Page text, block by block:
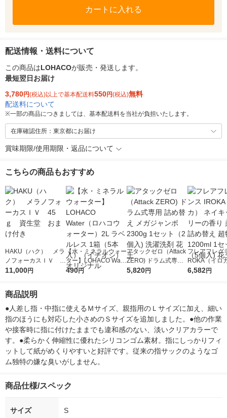
カートに入れる
配送情報・送料について
この商品はLOHACOが販売・発送します。
最短翌日お届け
3,780円(税込)以上で基本配送料550円(税込)無料
配送料について
※一部の商品につきましては、基本配送料を当社が負担いたします。
在庫確認住所：東京都にお届け
賞味期限/使用期限・返品について
こちらの商品もおすすめ
HAKU（ハク） メラ
ノフォーカスＩＶ 4
5ｇ 資生堂 おまけ
11,000円
【水・ミネラルウォー
ター】LOHACO Wate
r（ロハコウォータ
490円
アタックゼロ（Attack
ZERO) ドラム式専用
詰め替え メガジャン
5,820円
フレアフレグ
ROKA（イロ
イキッドリリ
6,582円
商品説明
●人差し指・中指に使えるＭサイズ、親指用のＬサイズに加え、細い
指のほうにも対応した小さめのＳサイズを追加しました。●他の作業
や接客時に指に付けたままでも違和感のない、淡いクリアカラーで
す。●柔らかく伸縮性に優れたシリコンゴム素材。指にしっかりフィ
ットして紙がめくりやすいと好評です。従来の指サックのようなゴ
ム独特の嫌な臭いがしません。
商品仕様/スペック
サイズ S